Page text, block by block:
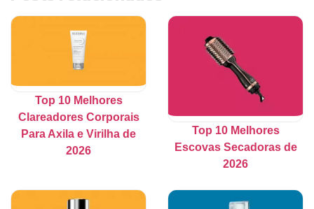
Top 10 Melhores
Clareadores Corporais
Para Axila e Virilha de
2026
Top 10 Melhores
Escovas Secadoras de
2026